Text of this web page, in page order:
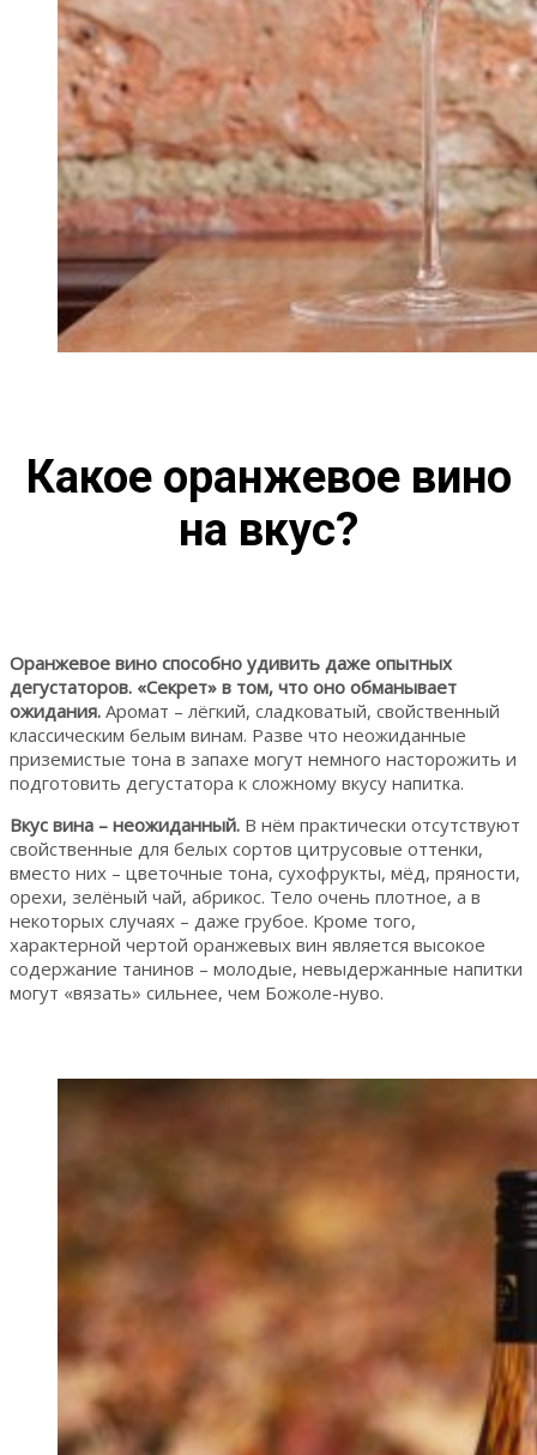
Какое оранжевое вино
на вкус?
Оранжевое вино способно удивить даже опытных
дегустаторов. «Секрет» в том, что оно обманывает
ожидания. Аромат – лёгкий, сладковатый, свойственный
классическим белым винам. Разве что неожиданные
приземистые тона в запахе могут немного насторожить и
подготовить дегустатора к сложному вкусу напитка.
Вкус вина – неожиданный. В нём практически отсутствуют
свойственные для белых сортов цитрусовые оттенки,
вместо них – цветочные тона, сухофрукты, мёд, пряности,
орехи, зелёный чай, абрикос. Тело очень плотное, а в
некоторых случаях – даже грубое. Кроме того,
характерной чертой оранжевых вин является высокое
содержание танинов – молодые, невыдержанные напитки
могут «вязать» сильнее, чем Божоле-нуво.